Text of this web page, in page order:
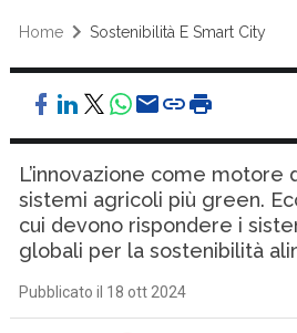
Home Sostenibilità E Smart City
L’innovazione come motore
sistemi agricoli più green.
cui devono rispondere i
globali per la sostenibilità
Pubblicato il 18 ott 2024